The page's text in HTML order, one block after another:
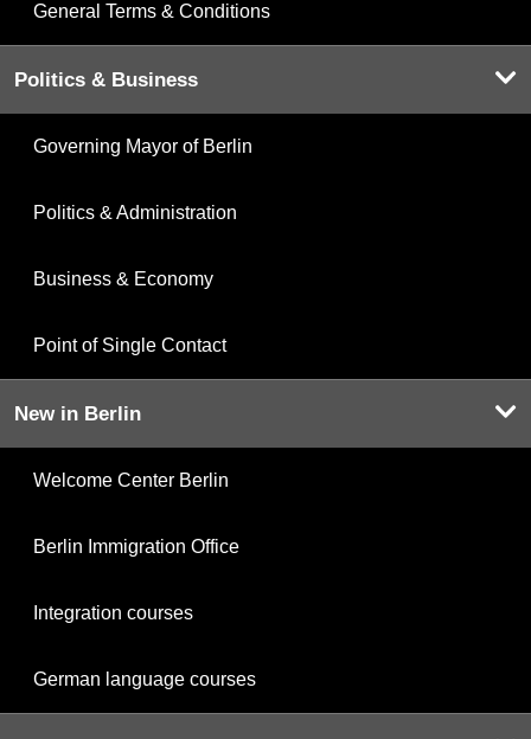
General Terms & Conditions
Politics & Business
Governing Mayor of Berlin
Politics & Administration
Business & Economy
Point of Single Contact
New in Berlin
Welcome Center Berlin
Berlin Immigration Office
Integration courses
German language courses